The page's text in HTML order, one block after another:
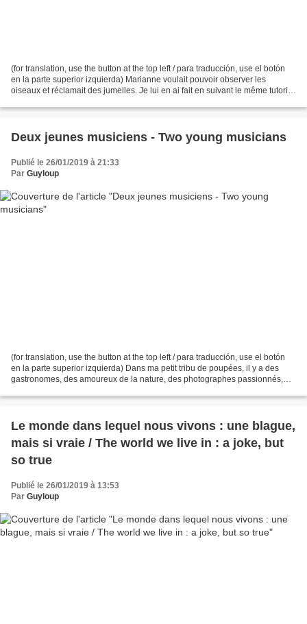
(for translation, use the button at the top left / para traducción, use el botón
en la parte superior izquierda) Marianne voulait pouvoir observer les
oiseaux et réclamait des jumelles. Je lui en ai fait en suivant le même tutoriel
Deux jeunes musiciens - Two young musicians
Publié le 26/01/2019 à 21:33
Par Guyloup
(for translation, use the button at the top left / para traducción, use el botón
en la parte superior izquierda) Dans ma petit tribu de poupées, il y a des
gastronomes, des amoureux de la nature, des photographes passionnés,
Le monde dans lequel nous vivons : une blague,
mais si vraie / The world we live in : a joke, but
so true
Publié le 26/01/2019 à 13:53
Par Guyloup